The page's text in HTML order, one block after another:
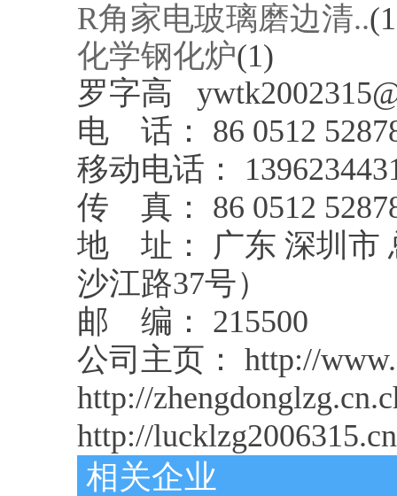
R角家电玻璃磨边清..
化学钢化炉(1)
罗字高
电 话： 86 0512
移动电话：
传 真： 86 0512
地 址： 广东 深圳市
沙江路37号）
邮 编： 215500
公司主页： http://
http://
http://
相关企业